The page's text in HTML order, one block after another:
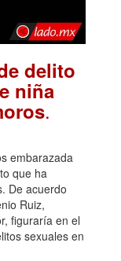
delito
niña
.
embarazada
que ha
De acuerdo
Ruiz,
figuraría en el
sexuales en